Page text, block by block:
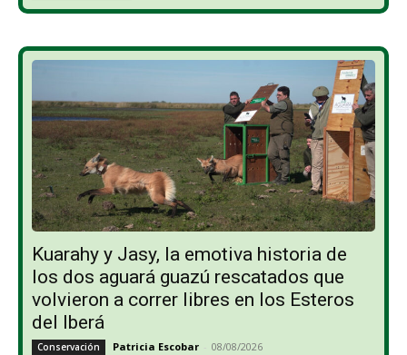
Kuarahy y Jasy, la emotiva historia de
los dos aguará guazú rescatados que
volvieron a correr libres en los Esteros
del Iberá
Conservación Patricia Escobar - 08/08/2026